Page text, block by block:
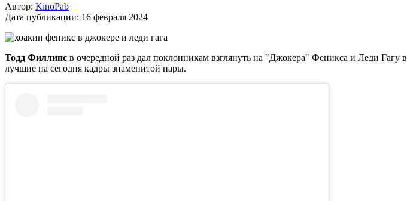
Автор: KinoPab
Дата публикации: 16 февраля 2024
Тодд Филлипс в очередной раз дал поклонникам взглянуть на "Джокера" Феникса и Леди Гагу в
лучшие на сегодня кадры знаменитой пары.